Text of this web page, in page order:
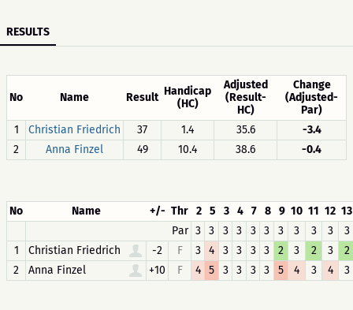
RESULTS
No Name Result Handicap
(HC)
Adjusted
(Result-
HC)
Change
(Adjusted-
Par)
1
Christian Friedrich 37 1.4 35.6
-3.4
2
Anna Finzel 49 10.4 38.6 -0.4
No Name +/- Thr 2 5 3 4 7 8 9 10 11 12 13
Par 3 3 3 3 3 3 3 3 3 3
3
1
Christian Friedrich -2 F 3 4 3 3 3 3 2 3 2 3
2
2
Anna Finzel +10 F 4 5 3 3 3 3 5 4 3 4 3